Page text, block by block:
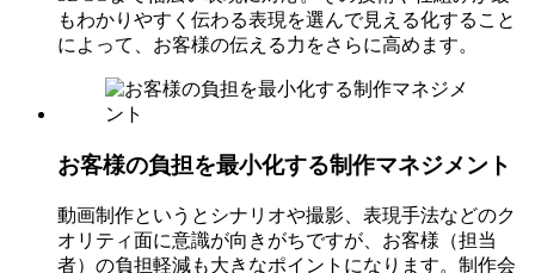
もわかりやすく伝わる表現を選んで見える化すること
によって、お客様の伝える力をさらに高めます。
お客様の負担を最小化する制作マネジメント
動画制作というとシナリオや撮影、表現手法などのク
オリティ面に意識が向きがちですが、お客様（担当
者）の負担軽減も大きなポイントになります。制作会